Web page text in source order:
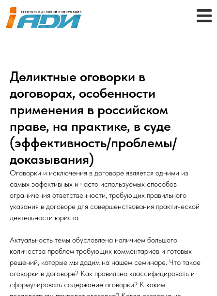
Деликтные оговорки в
договорах, особенности
применения в российском
праве, на практике, в суде
(эффективность/проблемы/
доказывания)
Оговорки и исключения в договоре является одними из
самых эффективных и часто используемых способов
ограничения ответственности, требующих правильного
указания в договоре для совершенствования практической
деятельности юриста.
Актуальность темы обусловлена наличием большого
количества проблем требующих комментариев и готовых
решений, которые мы дадим на нашем семинаре. Что такое
оговорки в договоре? Как правильно классифицировать и
сформулировать содержание оговорки? К каким